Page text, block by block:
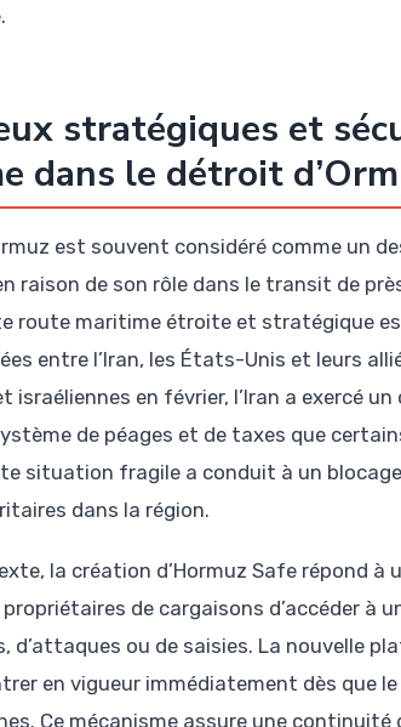
stratégiques et
dans le détroit
est souvent considéré comme un
raison de son rôle dans le transit de
route maritime étroite et stratégique
entre l’Iran, les États-Unis et leurs
israéliennes en février, l’Iran a exercé
de péages et de taxes que
situation fragile a conduit à un
dans la région.
la création d’Hormuz Safe répond
de cargaisons d’accéder à
d’attaques ou de saisies. La nouvelle
en vigueur immédiatement dès que
Ce mécanisme assure une